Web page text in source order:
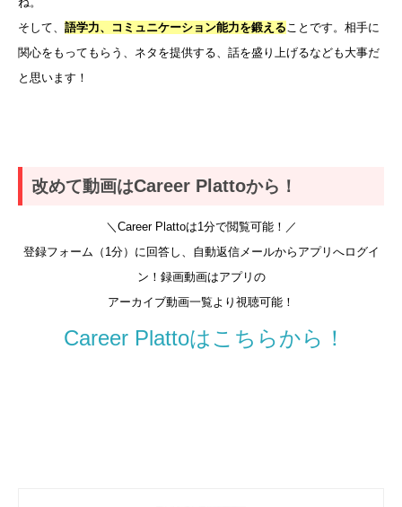
そして、 語学力、コミュニケーション能力を鍛える ことです。相手に
関心をもってもらう、ネタを提供する、話を盛り上げるなども大事だ
と思います！
改めて動画はCareer Plattoから！
＼Career Plattoは1分で閲覧可能！／
登録フォーム（1分）に回答し、自動返信メールからアプリへログイ
ン！録画動画はアプリの
アーカイブ動画一覧より視聴可能！
Career Plattoはこちらから！